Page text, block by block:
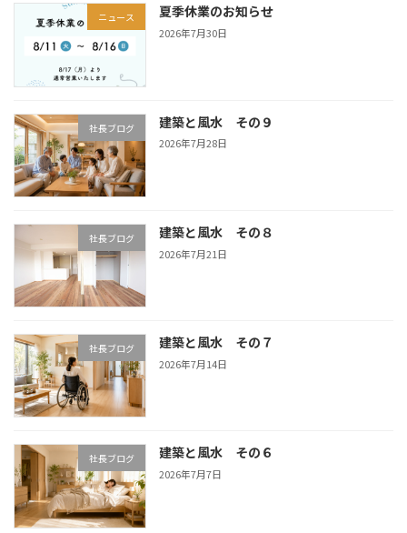
ニュース 夏季休業のお知らせ
2026年7月30日
社長ブログ 建築と風水 その９
2026年7月28日
社長ブログ 建築と風水 その８
2026年7月21日
社長ブログ 建築と風水 その７
2026年7月14日
社長ブログ 建築と風水 その６
2026年7月7日